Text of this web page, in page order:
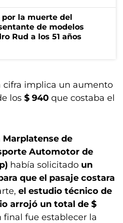
por la muerte del
de modelos
Rud a los 51 años
cifra implica un aumento
los $ 940 que costaba el
Marplatense de
Automotor de
había solicitado un
que el pasaje costara
el estudio técnico de
arrojó un total de $
final fue establecer la